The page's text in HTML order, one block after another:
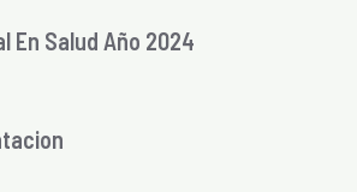
En Salud Año 2024